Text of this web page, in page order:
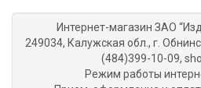
Интернет-магазин ЗАО
249034, Калужская обл., г.
(484)399-10-09,
Режим работы